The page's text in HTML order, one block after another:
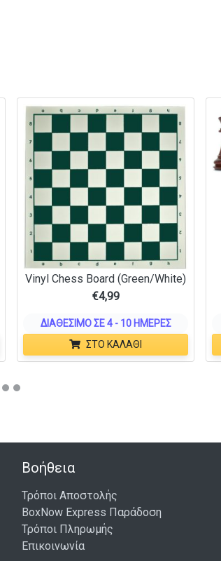
Vinyl Chess Board (Green/White)
€4,99
ΔΙΑΘΈΣΙΜΟ ΣΕ 4 - 10 ΗΜΈΡΕΣ
ΣΤΟ ΚΑΛΆΘΙ
Βοήθεια
Τρόποι Αποστολής
BoxNow Express Παράδοση
Τρόποι Πληρωμής
Επικοινωνία